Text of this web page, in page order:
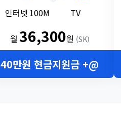
인터넷 100M TV
월36,300원 (SK)
40만원 현금지원금 +@